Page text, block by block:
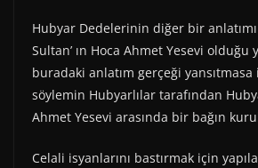
Hubyar Dedelerinin diğer bir
Sultan’ ın Hoca Ahmet Yesevi
buradaki anlatım gerçeği yansıtmasa
söylemin Hubyarlılar tarafından
Ahmet Yesevi arasında bir bağın
Celali isyanlarını bastırmak için